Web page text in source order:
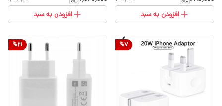
افزودن به سبد افزودن به سبد
%7
%21